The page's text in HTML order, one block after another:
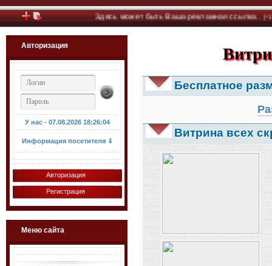
Здесь может быть Ваша рекламная ссылка..(~100)
Авторизация
У нас - 07.08.2026 18:26:06
Информация посетителя ⇓
Авторизация
Регистрация
Меню сайта
Бесплатное
Витрина всех